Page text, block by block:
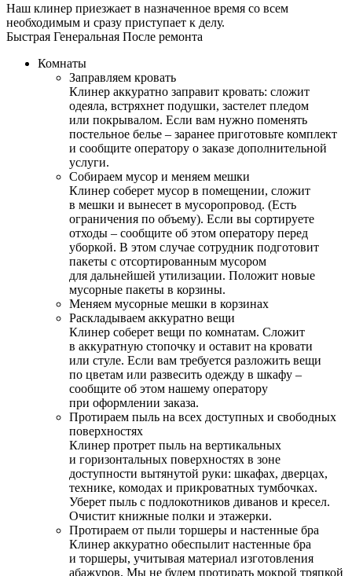
Наш клинер приезжает в назначенное время со всем
необходимым и сразу приступает к делу.
Быстрая Генеральная После ремонта
Комнаты
Заправляем кровать
Клинер аккуратно заправит кровать: сложит
одеяла, встряхнет подушки, застелет пледом
или покрывалом. Если вам нужно поменять
постельное белье – заранее приготовьте комплект
и сообщите оператору о заказе дополнительной
услуги.
Собираем мусор и меняем мешки
Клинер соберет мусор в помещении, сложит
в мешки и вынесет в мусоропровод. (Есть
ограничения по объему). Если вы сортируете
отходы – сообщите об этом оператору перед
уборкой. В этом случае сотрудник подготовит
пакеты с отсортированным мусором
для дальнейшей утилизации. Положит новые
мусорные пакеты в корзины.
Меняем мусорные мешки в корзинах
Раскладываем аккуратно вещи
Клинер соберет вещи по комнатам. Сложит
в аккуратную стопочку и оставит на кровати
или стуле. Если вам требуется разложить вещи
по цветам или развесить одежду в шкафу –
сообщите об этом нашему оператору
при оформлении заказа.
Протираем пыль на всех доступных и свободных
поверхностях
Клинер протрет пыль на вертикальных
и горизонтальных поверхностях в зоне
доступности вытянутой руки: шкафах, дверцах,
технике, комодах и прикроватных тумбочках.
Уберет пыль с подлокотников диванов и кресел.
Очистит книжные полки и этажерки.
Протираем от пыли торшеры и настенные бра
Клинер аккуратно обеспылит настенные бра
и торшеры, учитывая материал изготовления
абажуров. Мы не будем протирать мокрой тряпкой